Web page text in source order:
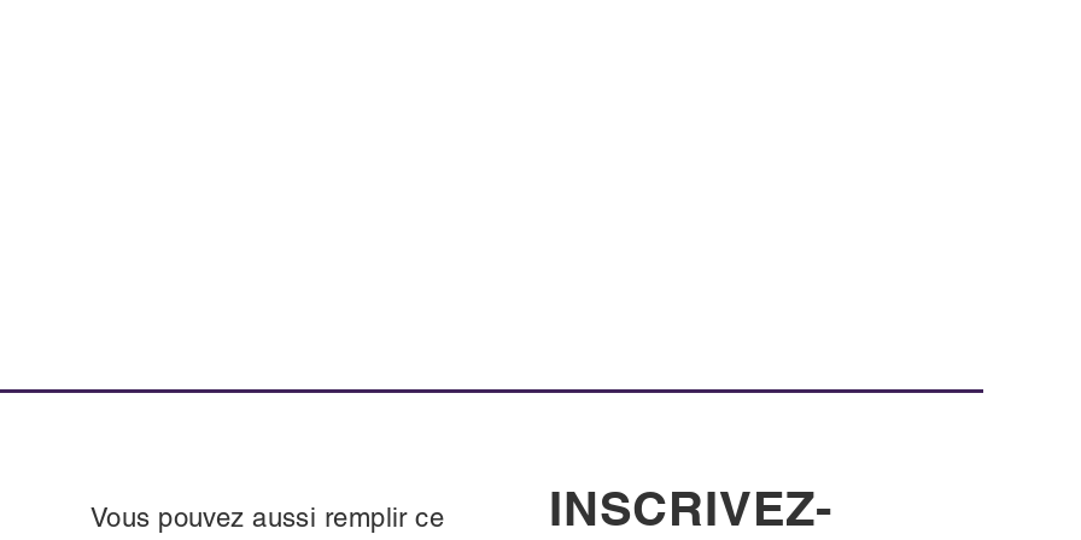
Vous pouvez aussi remplir ce
INSCRIVEZ-